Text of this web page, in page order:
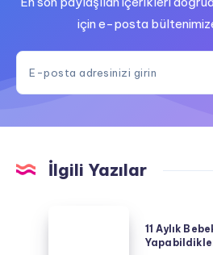
için e-posta
İlgili Yazılar
11 Aylık